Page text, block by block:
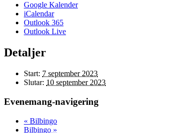
Google Kalender
iCalendar
Outlook 365
Outlook Live
Detaljer
Start: 7 september 2023
Slutar: 10 september 2023
Evenemang-navigering
« Bilbingo
Bilbingo »